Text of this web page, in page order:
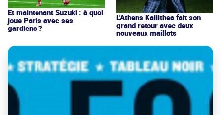
Et maintenant Suzuki : à quoi
joue Paris avec ses
gardiens ?
L'Athens Kallithea fait son
grand retour avec deux
nouveaux maillots